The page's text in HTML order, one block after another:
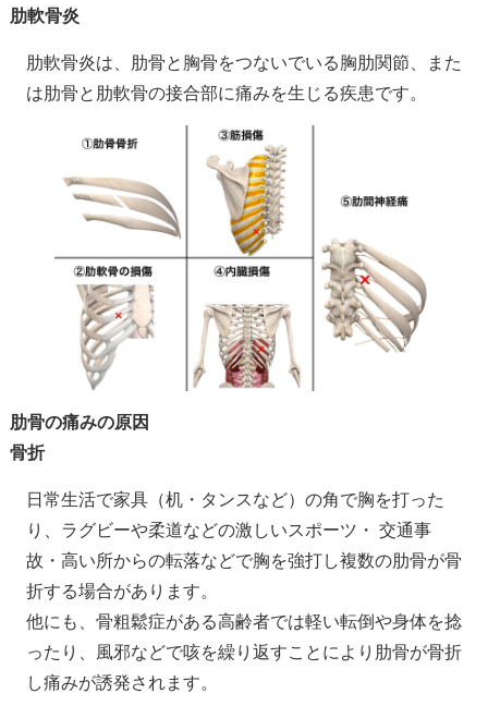
肋軟骨炎
肋軟骨炎は、肋骨と胸骨をつないでいる胸肋関節、また
は肋骨と肋軟骨の接合部に痛みを生じる疾患です。
肋骨の痛みの原因
骨折
日常生活で家具（机・タンスなど）の角で胸を打った
り、ラグビーや柔道などの激しいスポーツ・ 交通事
故・高い所からの転落などで胸を強打し複数の肋骨が骨
折する場合があります。
他にも、骨粗鬆症がある高齢者では軽い転倒や身体を捻
ったり、風邪などで咳を繰り返すことにより肋骨が骨折
し痛みが誘発されます。